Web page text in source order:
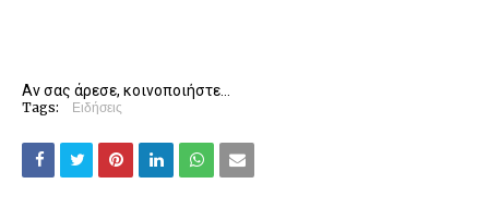
Αν σας άρεσε, κοινοποιήστε...
Tags: Ειδήσεις